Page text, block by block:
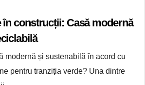
în construcții: Casă modernă
modernă și sustenabilă în acord cu
pentru tranziția verde? Una dintre